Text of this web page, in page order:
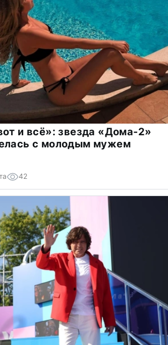
и всё»: звезда «Дома-2»
с молодым мужем
42